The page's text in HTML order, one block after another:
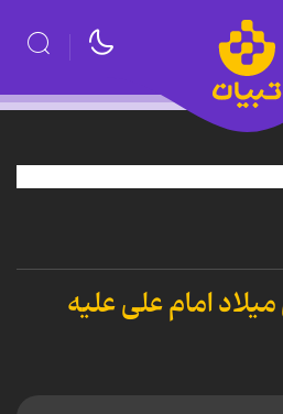
امام علی علیه